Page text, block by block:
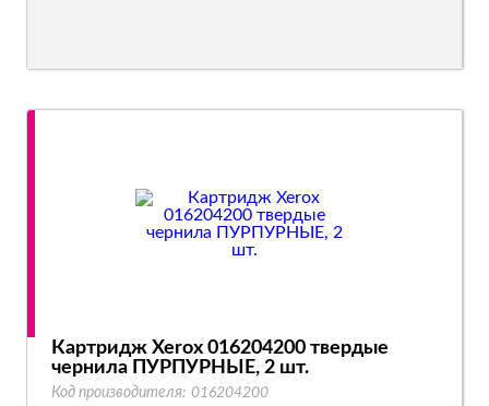
Картридж Xerox 016204200 твердые
чернила ПУРПУРНЫЕ, 2 шт.
Код производителя: 016204200